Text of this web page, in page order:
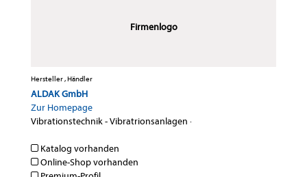
Firmenlogo
Hersteller , Händler
ALDAK GmbH
Zur Homepage
Vibrationstechnik - Vibratrionsanlagen ·
Katalog vorhanden
Online-Shop vorhanden